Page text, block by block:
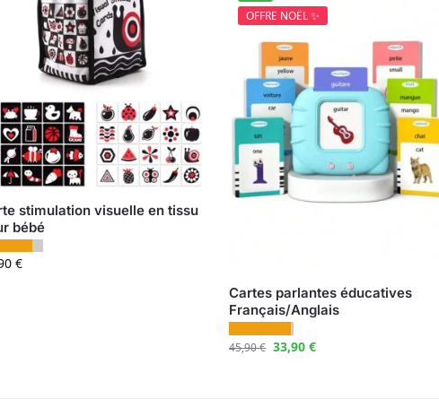
stimulation visuelle en tissu
bébé
€
OFFRE NOËL ✨
Cartes parlantes éducatives
Français/Anglais
45,90€ 33,90€